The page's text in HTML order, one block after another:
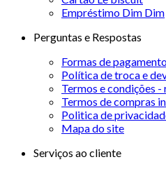
Empréstimo Dim Dim
Perguntas e Respostas
Formas de
Política de troca e
Termos e condições
Termos de compras
Politica de
Mapa do site
Serviços ao cliente